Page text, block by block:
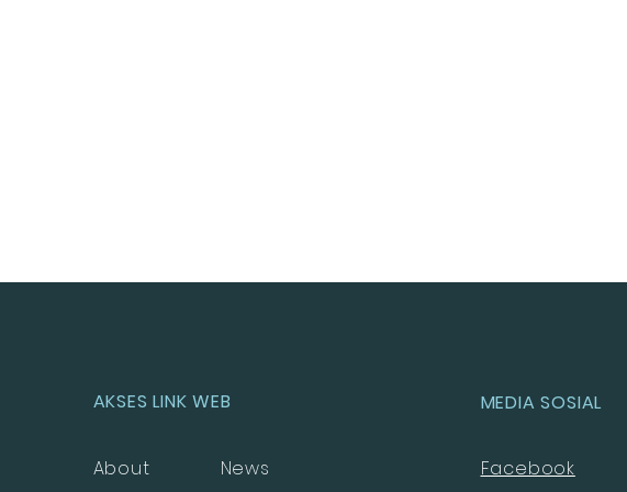
AKSES LINK WEB
About News
MEDIA SOSIAL
Facebook